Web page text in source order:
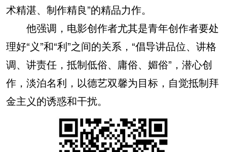
术精湛、制作精良”的精品力作。
他强调，电影创作者尤其是青年创作者要处
理好“义”和“利”之间的关系，“倡导讲品位、讲格
调、讲责任，抵制低俗、庸俗、媚俗”，潜心创
作，淡泊名利，以德艺双馨为目标，自觉抵制拜
金主义的诱惑和干扰。